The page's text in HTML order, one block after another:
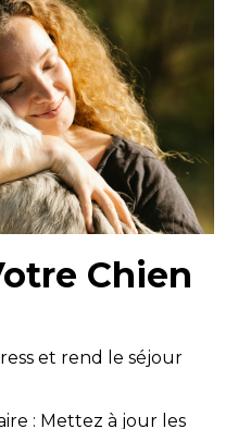
Chien
et rend le séjour
: Mettez à jour les